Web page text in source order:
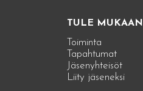
TULE MUKAAN
Toiminta
Tapahtumat
Jäsenyhteisöt
Liity jäseneksi